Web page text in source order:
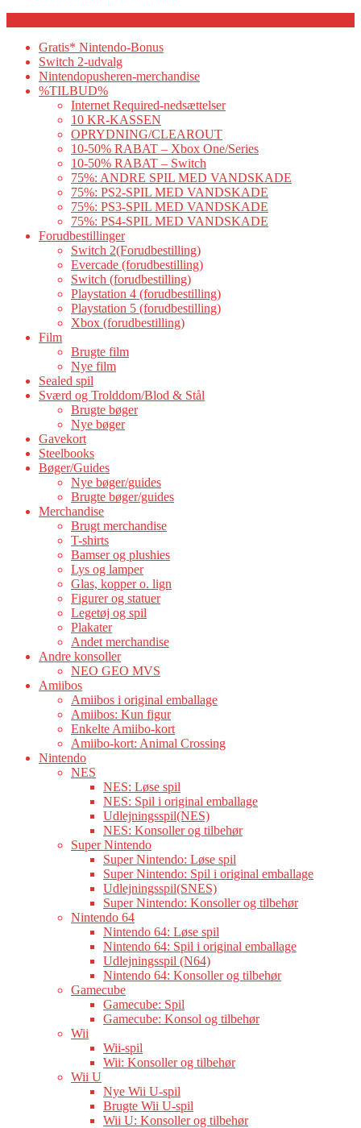
Gratis* Nintendo-Bonus
Switch 2-udvalg
Nintendopusheren-merchandise
%TILBUD%
Internet Required-nedsættelser
10 KR-KASSEN
OPRYDNING/CLEAROUT
10-50% RABAT – Xbox One/Series
10-50% RABAT – Switch
75%: ANDRE SPIL MED VANDSKADE
75%: PS2-SPIL MED VANDSKADE
75%: PS3-SPIL MED VANDSKADE
75%: PS4-SPIL MED VANDSKADE
Forudbestillinger
Switch 2(Forudbestilling)
Evercade (forudbestilling)
Switch (forudbestilling)
Playstation 4 (forudbestilling)
Playstation 5 (forudbestilling)
Xbox (forudbestilling)
Film
Brugte film
Nye film
Sealed spil
Sværd og Trolddom/Blod & Stål
Brugte bøger
Nye bøger
Gavekort
Steelbooks
Bøger/Guides
Nye bøger/guides
Brugte bøger/guides
Merchandise
Brugt merchandise
T-shirts
Bamser og plushies
Lys og lamper
Glas, kopper o. lign
Figurer og statuer
Legetøj og spil
Plakater
Andet merchandise
Andre konsoller
NEO GEO MVS
Amiibos
Amiibos i original emballage
Amiibos: Kun figur
Enkelte Amiibo-kort
Amiibo-kort: Animal Crossing
Nintendo
NES
NES: Løse spil
NES: Spil i original emballage
Udlejningsspil(NES)
NES: Konsoller og tilbehør
Super Nintendo
Super Nintendo: Løse spil
Super Nintendo: Spil i original emballage
Udlejningsspil(SNES)
Super Nintendo: Konsoller og tilbehør
Nintendo 64
Nintendo 64: Løse spil
Nintendo 64: Spil i original emballage
Udlejningsspil (N64)
Nintendo 64: Konsoller og tilbehør
Gamecube
Gamecube: Spil
Gamecube: Konsol og tilbehør
Wii
Wii-spil
Wii: Konsoller og tilbehør
Wii U
Nye Wii U-spil
Brugte Wii U-spil
Wii U: Konsoller og tilbehør